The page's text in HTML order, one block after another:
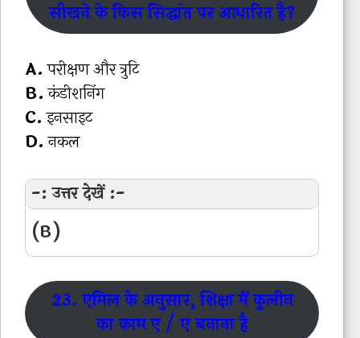
सीखने के किस सिद्धांत पर आधारित है?
A.परीक्षण और त्रुटि
B.कंडीशनिंग
C.इनसाइट
D.नकल
-: उत्तर देखें :-
(B)
23. एमिल के अनुसार, शिक्षा में कुलीन
का काम ए / ए बनाना है